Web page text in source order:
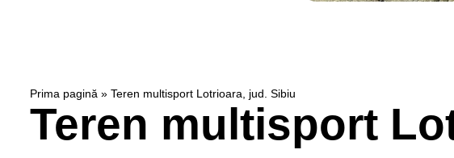
Prima pagină » Teren multisport Lotrioara, jud. Sibiu
Teren multisport